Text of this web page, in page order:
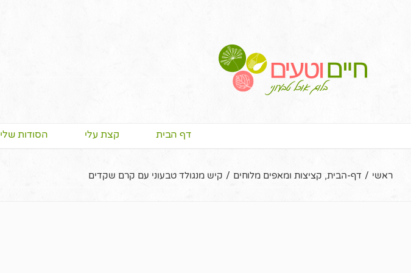
דף הבית קצת עלי הסודות שלי
ראשי / דף-הבית, קציצות ומאפים מלוחים / קיש מנגולד טבעוני עם קרם שקדים